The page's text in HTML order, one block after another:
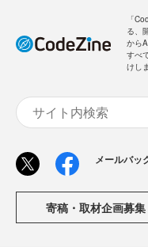
「
る、
から
すべ
けし
メールバッ
寄稿・取材企画募集